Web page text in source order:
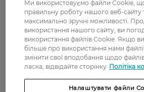
Доставка
Нова пошта
У відділення Нової пошти -
безкоштовно від 699 грн
Ми використовуємо файли Cookie,
правильну роботу нашого веб-сайту
максимально зручні можливості.
використання нашого сайту, ви
використання файлів Cookie. Якщо ви
більше про використання нами
змінити свої вподобання щодо
ласка, відвідайте сторінку Політіка
Налаштувати файли